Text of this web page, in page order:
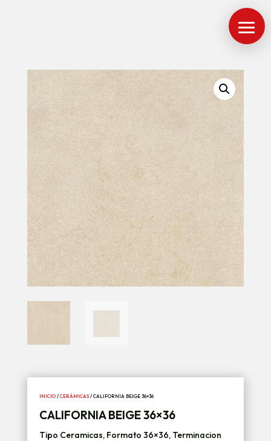
INICIO/ CERÁMICAS/ CALIFORNIA BEIGE 36×36
CALIFORNIA BEIGE 36×36
Tipo Ceramicas, Formato 36×36, Terminacion